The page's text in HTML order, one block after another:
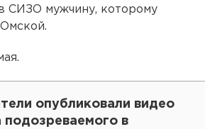
СИЗО мужчину, которому
опубликовали видео
подозреваемого в